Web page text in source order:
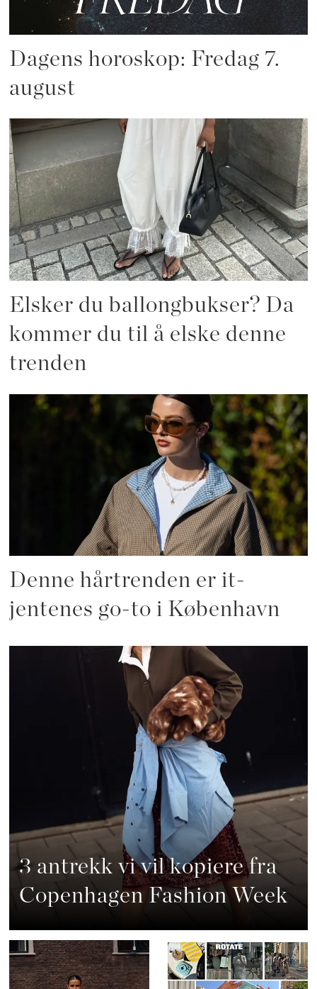
Dagens horoskop: Fredag 7.
august
Elsker du ballongbukser? Da
kommer du til å elske denne
trenden
Denne hårtrenden er it-
jentenes go-to i København
3 antrekk vi vil kopiere fra
Copenhagen Fashion Week